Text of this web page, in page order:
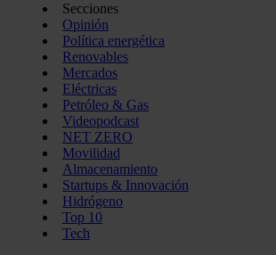
Secciones
Opinión
Política energética
Renovables
Mercados
Eléctricas
Petróleo & Gas
Videopodcast
NET ZERO
Movilidad
Almacenamiento
Startups & Innovación
Hidrógeno
Top 10
Tech